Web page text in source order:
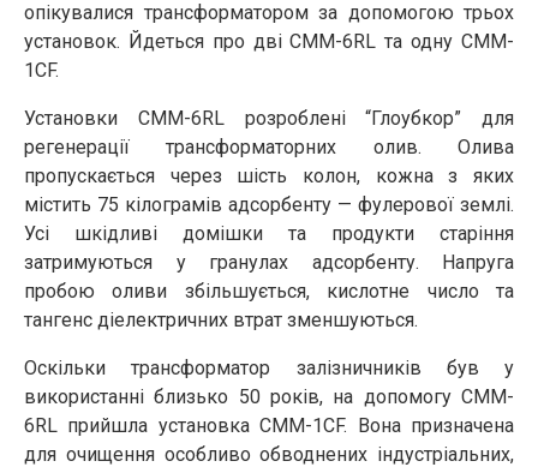
опікувалися трансформатором за допомогою трьох
установок. Йдеться про дві СММ-6RL та одну CMM-
1CF.
Установки CMM-6RL розроблені “Глоубкор” для
регенерації трансформаторних олив. Олива
пропускається через шість колон, кожна з яких
містить 75 кілограмів адсорбенту — фулерової землі.
Усі шкідливі домішки та продукти старіння
затримуються у гранулах адсорбенту. Напруга
пробою оливи збільшується, кислотне число та
тангенс діелектричних втрат зменшуються.
Оскільки трансформатор залізничників був у
використанні близько 50 років, на допомогу CMM-
6RL прийшла установка CMM-1CF. Вона призначена
для очищення особливо обводнених індустріальних,